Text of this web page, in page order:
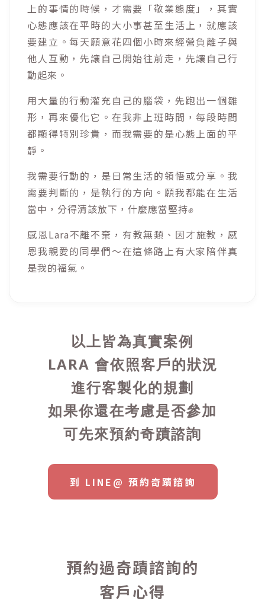
上的事情的時候，才需要「敬業態度」，其實
心態應該在平時的大小事甚至生活上，就應該
要建立。每天願意花四個小時來經營負離子與
他人互動，先讓自己開始往前走，先讓自己行
動起來。
用大量的行動灌充自己的腦袋，先跑出一個雛
形，再來優化它。在我非上班時間，每段時間
都顯得特別珍貴，而我需要的是心態上面的平
靜。
我需要行動的，是日常生活的領悟或分享。我
需要判斷的，是執行的方向。願我都能在生活
當中，分得清該放下，什麼應當堅持✊
感恩Lara不離不棄，有教無類、因才施教，感
恩我親愛的同學們～在這條路上有大家陪伴真
是我的福氣。
以上皆為真實案例
LARA 會依照客戶的狀況
進行客製化的規劃
如果你還在考慮是否參加
可先來預約奇蹟諮詢
到 LINE@ 預約奇蹟諮詢
預約過奇蹟諮詢的
客戶心得